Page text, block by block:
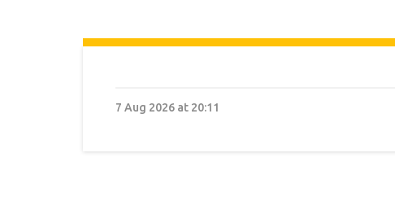
7 Aug 2026 at 20:11